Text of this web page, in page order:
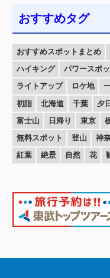
おすすめタグ
おすすめスポットまとめ
ハイキング
パワースポ
ライトアップ
ロケ地
初詣
北海道 千葉 夕
富士山
日帰り 東京
無料スポット
登山 神
紅葉
絶景 自然 花